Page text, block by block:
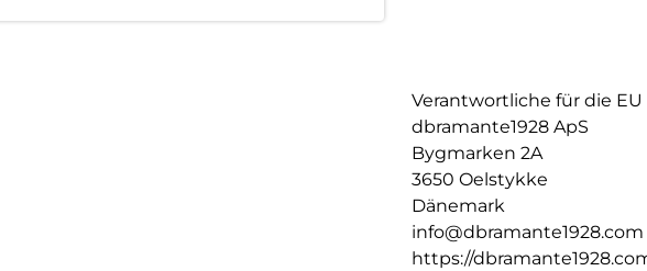
Verantwortliche für die EU
dbramante1928 ApS
Bygmarken 2A
3650 Oelstykke
Dänemark
info@dbramante1928.com
https://